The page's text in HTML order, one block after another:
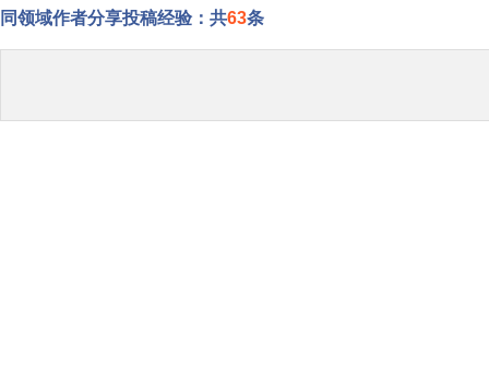
同领域作者分享投稿经验：共63条